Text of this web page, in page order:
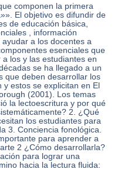
componen la primera
El objetivo es difundir de
de educación básica,
, información
a los docentes a
esenciales que
los y las estudiantes en
se ha llegado a un
que deben desarrollar los
estos se explicitan en El
(2001). Los temas
la lectoescritura y por qué
2. ¿Qué
los estudiantes para
3. Conciencia fonológica.
para aprender a
2 ¿Cómo desarrollarla?
para lograr una
hacia la lectura fluida: